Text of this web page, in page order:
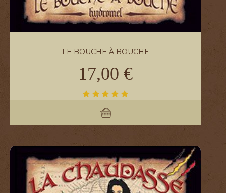
LE BOUCHE À BOUCHE
17,00 €